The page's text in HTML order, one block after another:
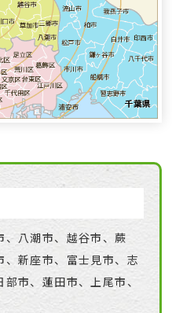
八潮市、越谷市、蕨
新座市、富士見市、志
市、蓮田市、上尾市、